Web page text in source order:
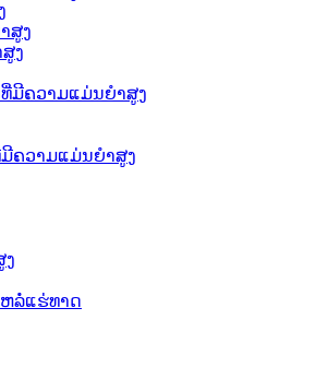
ສູງ
ງ
ມີຄວາມແມ່ນຍໍາສູງ
ຄວາມແມ່ນຍໍາສູງ
ງ
ລໍ່ແຮ່ທາດ